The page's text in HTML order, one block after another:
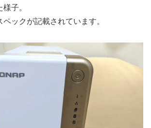
子。
ックが記載されています。